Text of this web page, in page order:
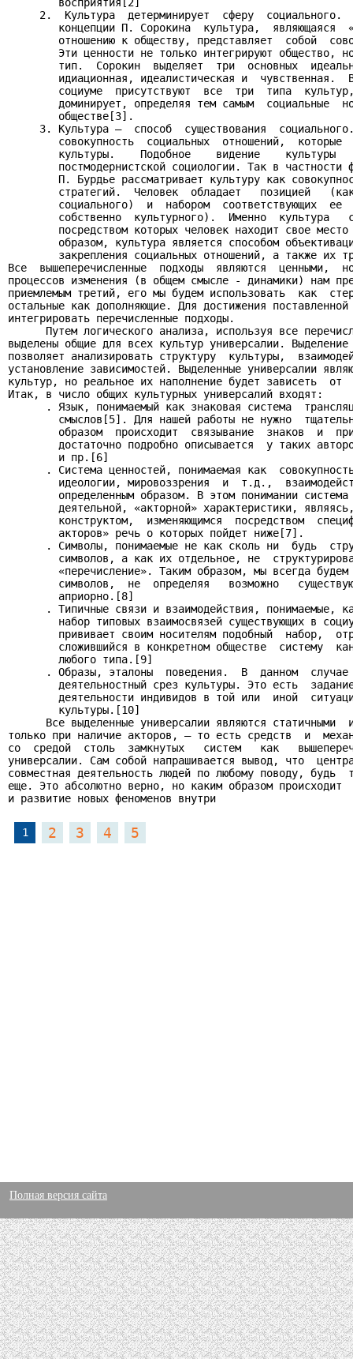
2.  Культура  детерминирует  сферу  социального.
концепции П. Сорокина  культура,  являющаяся
отношению к обществу, представляет  собой
Эти ценности не только интегрируют общество,
тип.  Сорокин  выделяет  три  основных
идиационная, идеалистическая и  чувственная.
социуме  присутствуют  все  три  типа
доминирует, определяя тем самым  социальные
        обществе[3].
3. Культура –  способ  существования
совокупность  социальных  отношений,  которые
культуры.    Подобное    видение    культуры
постмодернистской социологии. Так в частности
П. Бурдье рассматривает культуру как
стратегий.  Человек  обладает   позицией
социального)  и  набором  соответствующих  ее
собственно  культурного).  Именно  культура
посредством которых человек находит свое
образом, культура является способом
закрепления социальных отношений, а также их
Все  вышеперечисленные  подходы  являются  ценными,
процессов изменения (в общем смысле - динамики) нам
приемлемым третий, его мы будем использовать  как
остальные как дополняющие. Для достижения
интегрировать перечисленные подходы.
Путем логического анализа, используя все
выделены общие для всех культур универсалии.
позволяет анализировать структуру  культуры,
установление зависимостей. Выделенные универсалии
культур, но реальное их наполнение будет зависеть  от
Итак, в число общих культурных универсалий входят:
. Язык, понимаемый как знаковая система
смыслов[5]. Для нашей работы не нужно
образом  происходит  связывание  знаков  и
достаточно подробно описывается  у таких
        и пр.[6]
. Система ценностей, понимаемая как
идеологии, мировоззрения  и  т.д.,
определенным образом. В этом понимании
деятельной, «акторной» характеристики,
конструктом,  изменяющимся  посредством
        акторов» речь о которых пойдет ниже[7].
. Символы, понимаемые не как сколь ни  будь
символов, а как их отдельное, не
«перечисление». Таким образом, мы всегда
символов,  не  определяя   возможно
        априорно.[8]
. Типичные связи и взаимодействия, понимаемые,
набор типовых взаимосвязей существующих в
прививает своим носителям подобный  набор,
сложившийся в конкретном обществе  систему
        любого типа.[9]
. Образы, эталоны  поведения.  В  данном
деятельностный срез культуры. Это есть
деятельности индивидов в той или  иной
        культуры.[10]
Все выделенные универсалии являются статичными
только при наличие акторов, – то есть средств  и
со  средой  столь  замкнутых   систем   как
универсалии. Сам собой напрашивается вывод, что
совместная деятельность людей по любому поводу,
еще. Это абсолютно верно, но каким образом происходит
и развитие новых феноменов внутри
1 2 3 4 5
Полная версия сайта